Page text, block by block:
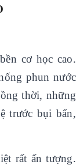
cơ học cao.
phun nước
thời, những
trước bụi bẩn,
rất ấn tượng.